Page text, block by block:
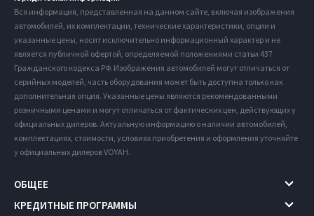
Вся информация, представленная на данном сайте, включая изображения
автомобилей, их комплектации, технические характеристики, опции и
указанные цены, носит исключительно информационный характер и не
является публичной офертой, определяемой положениями статьи 437
Гражданского кодекса РФ. Изображения автомобилей могут отличаться от
серийных моделей, часть оборудования может быть доступна только как
дополнительная опция. Указанные цены являются рекомендованными
розничными ценами и могут отличаться от фактических цен, действующих у
официальных дилеров. Актуальную информацию о наличии автомобилей,
комплектациях, стоимости, условиях приобретения и оформления уточняйте
у официальных дилеров VOYAH.
ОБЩЕЕ
КРЕДИТНЫЕ ПРОГРАММЫ